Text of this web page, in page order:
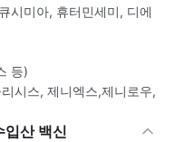
시미아, 휴터민세미, 디에
등)
시스, 제니엑스,제니로우,
입산 백신